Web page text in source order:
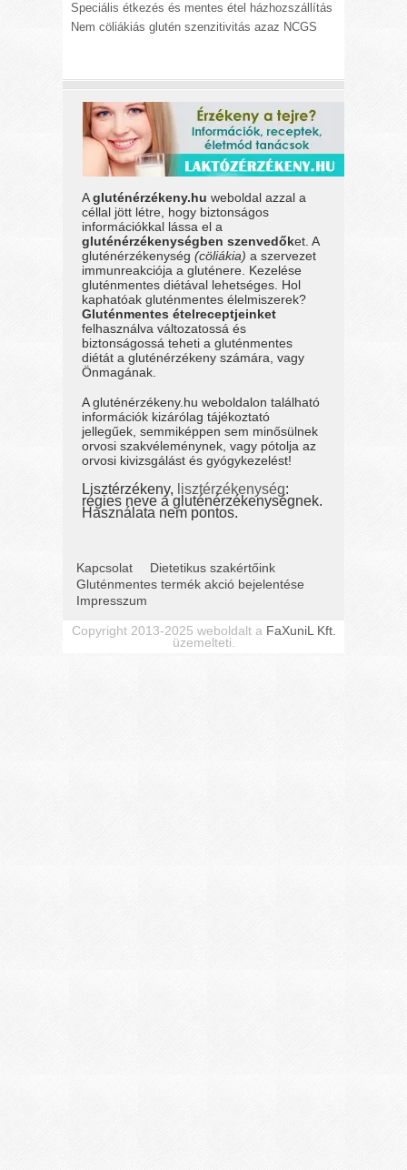
Speciális étkezés és mentes étel házhozszállítás
Nem cöliákiás glutén szenzitivitás azaz NCGS
Agluténérzékeny.hu weboldal azzal a
céllal jött létre, hogy biztonságos
információkkal lássa el a
gluténérzékenységben szenvedőket. A
gluténérzékenység(cöliákia) a szervezet
immunreakciója a gluténere. Kezelése
gluténmentes diétával lehetséges. Hol
kaphatóak gluténmentes élelmiszerek?
Gluténmentes ételreceptjeinket
felhasználva változatossá és
biztonságossá teheti a gluténmentes
diétát a gluténérzékeny számára, vagy
Önmagának.
A gluténérzékeny.hu weboldalon található
információk kizárólag tájékoztató
jellegűek, semmiképpen sem minősülnek
orvosi szakvéleménynek, vagy pótolja az
orvosi kivizsgálást és gyógykezelést!
Lisztérzékeny, lisztérzékenység:
régies neve a gluténérzékenységnek.
Használata nem pontos.
Kapcsolat
Dietetikus szakértőink
Gluténmentes termék akció bejelentése
Impresszum
Copyright 2013-2025 weboldalt a FaXuniL Kft.
üzemelteti.